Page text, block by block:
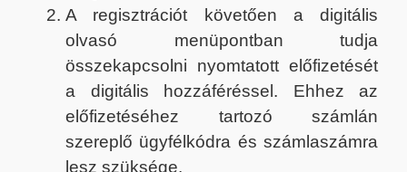
A regisztrációt követően a digitális
olvasó menüpontban tudja
összekapcsolni nyomtatott előfizetését
a digitális hozzáféréssel. Ehhez az
előfizetéséhez tartozó számlán
szereplő ügyfélkódra és számlaszámra
lesz szüksége.